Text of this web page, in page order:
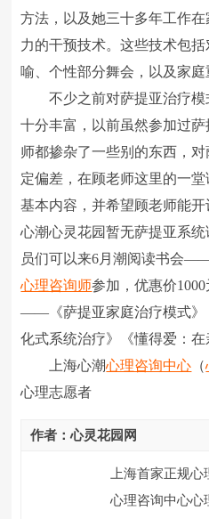
方法，以及她三十多年工作
力的干预技术。这些技术包
喻、个性部分舞会，以及家庭
不少之前对萨提亚治疗模
十分丰富，以前虽然参加过
师都掺杂了一些别的东西，
定偏差，在顾老师这里的一
基本内容，并希望顾老师能
心潮心灵花园暂无萨提亚系
员们可以来6月潮阅读书会
心理咨询师参加，优惠价
――《萨提亚家庭治疗模式》
化式系统治疗》《懂得爱：在
上海心潮心理咨询中心 （
心理志愿者
作者：心灵花园网
上海首家正规
心理咨询中心心